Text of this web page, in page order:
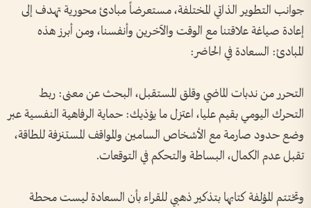
جوانب التطوير الذاتي المختلفة، مستعرضاً مبادئ محورية تهدف إلى
إعادة صياغة علاقتنا مع الوقت والآخرين وأنفسنا، ومن أبرز هذه
المبادئ: السعادة في الحاضر:
التحرر من ندبات الماضي وقلق المستقبل، البحث عن معنى: ربط
التحرك اليومي بقيم عليا، اعتزل ما يؤذيك: حماية الرفاهية النفسية عبر
وضع حدود صارمة مع الأشخاص السامين والمواقف المستنزفة للطاقة،
تقبل عدم الكمال، البساطة والتحكم في التوقعات.
وتختتم المؤلفة كتابها بتذكير ذهبي للقراء بأن السعادة ليست محطة